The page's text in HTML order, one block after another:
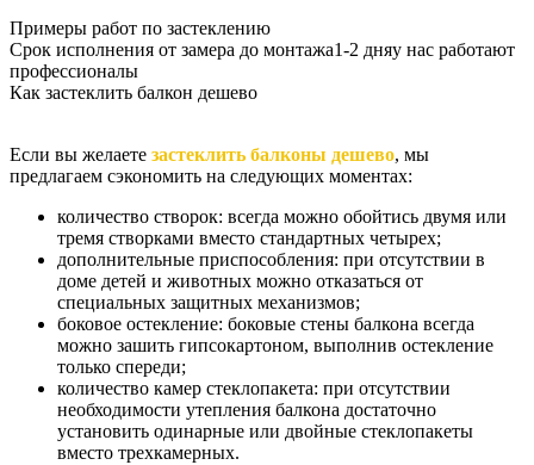
Примеры работ по застеклению
Срок исполнения от замера до монтажа1-2 дняу нас работают
профессионалы
Как застеклить балкон дешево
Если вы желаете застеклить балконы дешево, мы
предлагаем сэкономить на следующих моментах:
количество створок: всегда можно обойтись двумя или
тремя створками вместо стандартных четырех;
дополнительные приспособления: при отсутствии в
доме детей и животных можно отказаться от
специальных защитных механизмов;
боковое остекление: боковые стены балкона всегда
можно зашить гипсокартоном, выполнив остекление
только спереди;
количество камер стеклопакета: при отсутствии
необходимости утепления балкона достаточно
установить одинарные или двойные стеклопакеты
вместо трехкамерных.